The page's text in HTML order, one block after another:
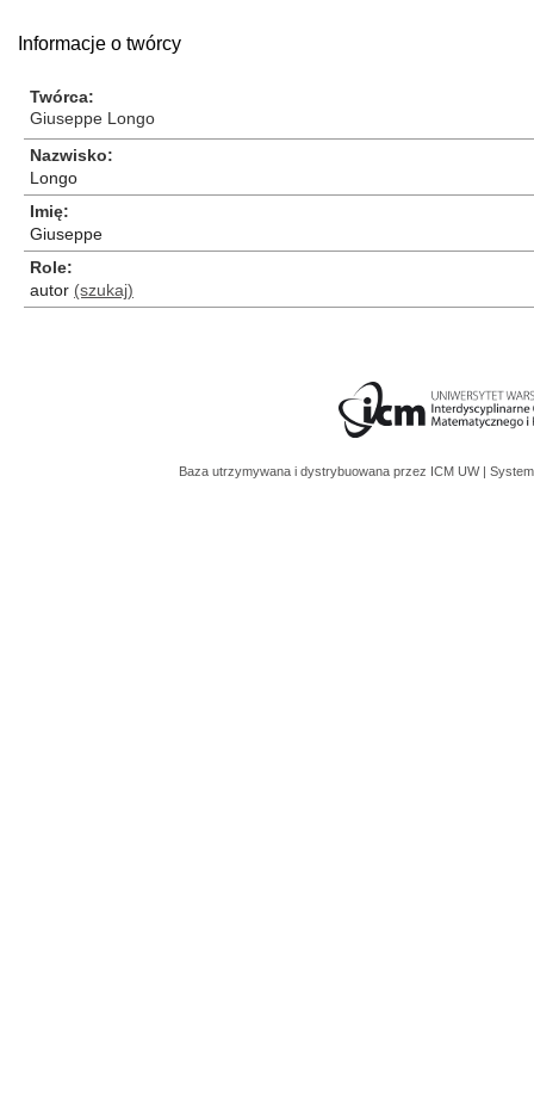
Informacje o twórcy
Twórca
Giuseppe Longo
Nazwisko
Longo
Imię
Giuseppe
Role
autor (szukaj)
Baza utrzymywana i dystrybuowana przez ICM UW |